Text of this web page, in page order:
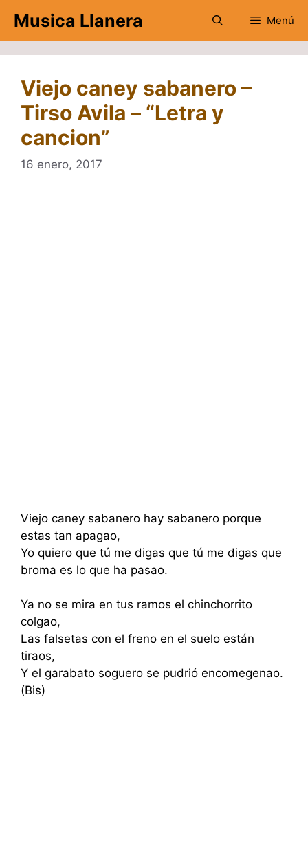
contenido
Musica Llanera Menú
Viejo caney sabanero –
Tirso Avila – “Letra y
cancion”
16 enero, 2017
Viejo caney sabanero hay sabanero porque
estas tan apagao,
Yo quiero que tú me digas que tú me digas que
broma es lo que ha pasao.
Ya no se mira en tus ramos el chinchorrito
colgao,
Las falsetas con el freno en el suelo están
tiraos,
Y el garabato soguero se pudrió encomegenao.
(Bis)